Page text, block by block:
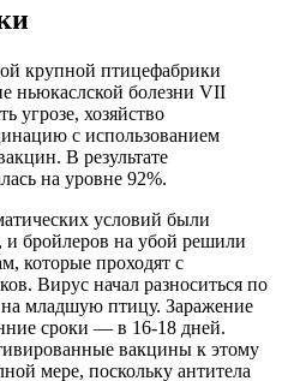
крупной птицефабрики
ньюкаслской болезни VII
угрозе, хозяйство
с использованием
В результате
на уровне 92%.
условий были
и бройлеров на убой решили
которые проходят с
Вирус начал разноситься по
младшую птицу. Заражение
сроки — в 16-18 дней.
вакцины к этому
мере, поскольку антитела